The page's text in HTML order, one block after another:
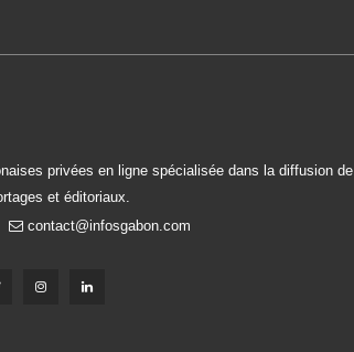
privées en ligne spécialisée dans la diffusion de
et éditoriaux.
contact@infosgabon.com